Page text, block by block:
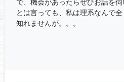
で、機会があったらぜひお話を伺
とは言っても、私は理系なんで
知れませんが。。。